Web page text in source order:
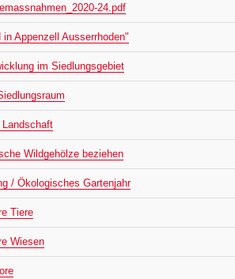
24.pdf
Appenzell Ausserrhoden"
im Siedlungsgebiet
Landschaft
Wildgehölze beziehen
/ Ökologisches Gartenjahr
Tiere
Wiesen